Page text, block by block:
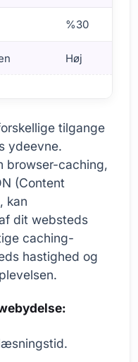
%30
Høj
tilgange
ydeevne.
browser-caching,
(Content
kan
dit websteds
caching-
hastighed og